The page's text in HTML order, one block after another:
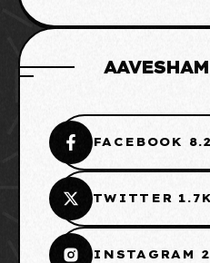
TWITTER 1.7K